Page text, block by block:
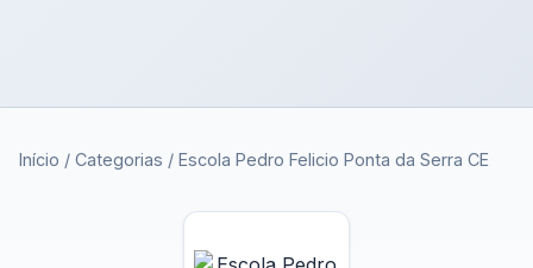
Início / Categorias / Escola Pedro Felicio Ponta da Serra CE